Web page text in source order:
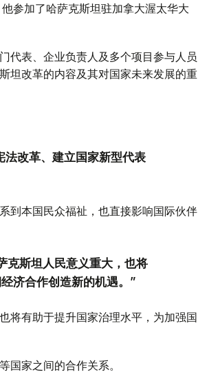
参加了哈萨克斯坦驻加拿大渥太华大
代表、企业负责人及多个项目参与人员
坦改革的内容及其对国家未来发展的重
改革、建立国家新型代表
到本国民众福祉，也直接影响国际伙伴
克斯坦人民意义重大，也将
济合作创造新的机遇。”
将有助于提升国家治理水平，为加强国
国家之间的合作关系。